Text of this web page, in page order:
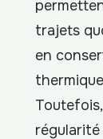
trajets
en